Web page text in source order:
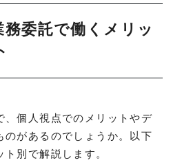
務委託で働くメリッ
、個人視点でのメリットやデ
のがあるのでしょうか。以下
別で解説します。